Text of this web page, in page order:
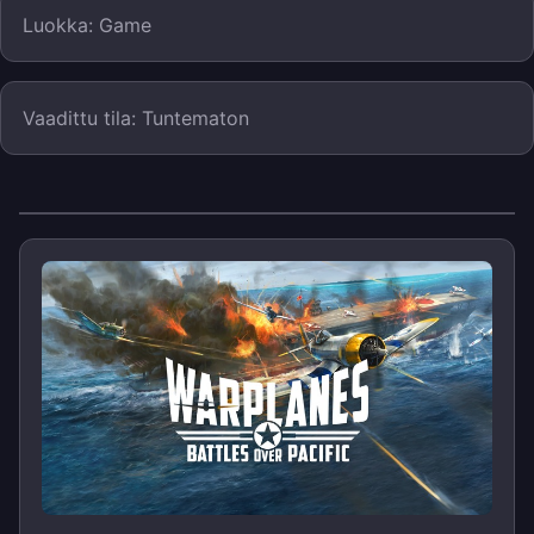
Luokka: Game
Vaadittu tila: Tuntematon